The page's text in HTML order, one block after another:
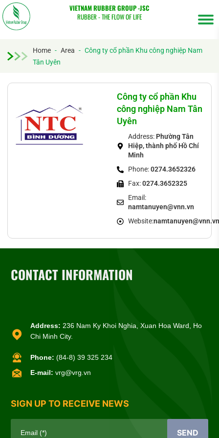
VIETNAM RUBBER GROUP -JSC
RUBBER - THE FLOW OF LIFE
Home - Area - Công ty cổ phần Khu công nghiệp Nam
Tân Uyên
Công ty cổ phần Khu
công nghiệp Nam Tân
Uyên
Address: Phường Tân
Hiệp, thành phố Hồ Chí
Minh
Phone:0274.3652326
Fax:0274.3652325
Email:
namtanuyen@vnn.vn
Website:namtanuyen@vnn.vn
CONTACT INFORMATION
Address: 236 Nam Ky Khoi Nghia, Xuan Hoa Ward, Ho
Chi Minh City.
Phone: (84-8) 39 325 234
E-mail: vrg@vrg.vn
SIGN UP TO RECEIVE NEWS
Email (*) SEND